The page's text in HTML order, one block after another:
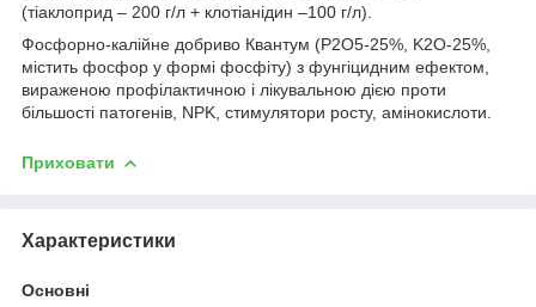
(тіаклоприд – 200 г/л + клотіанідин –100 г/л).
Фосфорно-калійне добриво Квантум (P2O5-25%, K2O-25%,
містить фосфор у формі фосфіту) з фунгіцидним ефектом,
вираженою профілактичною і лікувальною дією проти
більшості патогенів, NPK, стимулятори росту, амінокислоти.
Приховати
Характеристики
Основні